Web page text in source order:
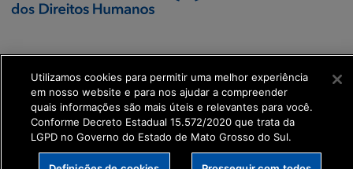
Executiva de
Transformação Digital
get_footer();
Utilizamos cookies para permitir uma melhor experiência
em nosso website e para nos ajudar a compreender
quais informações são mais úteis e relevantes para você.
Conforme Decreto Estadual 15.572/2020 que trata da
LGPD no Governo do Estado de Mato Grosso do Sul.